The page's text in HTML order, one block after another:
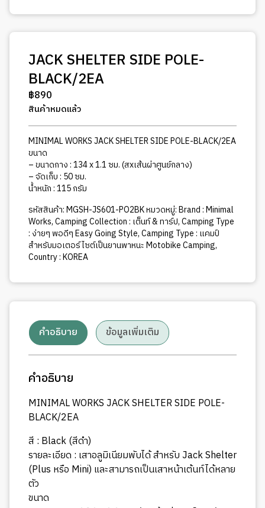
JACK SHELTER SIDE POLE-
BLACK/2EA
฿890
สินค้าหมดแล้ว
MINIMAL WORKS JACK SHELTER SIDE POLE-BLACK/2EA
ขนาด
– ขนาดกาง : 134 x 1.1 ซม. (สxเส้นผ่าศูนย์กลาง)
– จัดเก็บ : 50 ซม.
น้ำหนัก : 115 กรัม
รหัสสินค้า:MGSH-JS601-PO2BKหมวดหมู่:Brand : Minimal
Works,Camping Collection : เต็นท์ & ทาร์ป,Camping Type
: ง่ายๆ พอดีๆ Easy Going Style,Camping Type : แคมป์
สำหรับมอเตอร์ไซต์เป็นยานพาหนะ Motobike Camping,
Country : KOREA
คำอธิบาย ข้อมูลเพิ่มเติม
คำอธิบาย
MINIMAL WORKS JACK SHELTER SIDE POLE-
BLACK/2EA
สี : Black (สีดำ)
รายละเอียด : เสาอลูมิเนียมพับได้ สำหรับ Jack Shelter
(Plus หรือ Mini) และสามารถเป็นเสาหน้าเต้นท์ได้หลาย
ตัว
ขนาด